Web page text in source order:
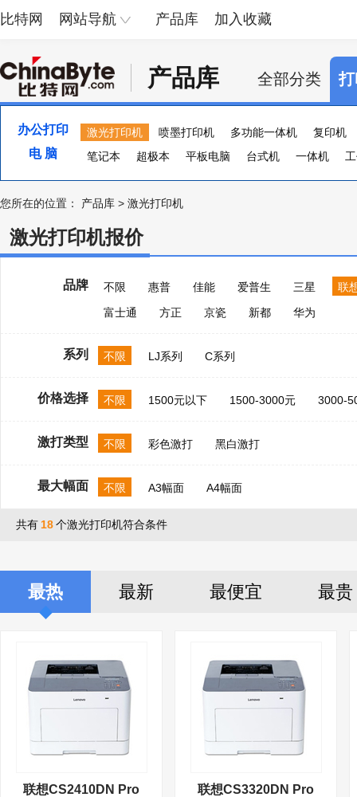
比特网 网站导航 产品库 加入收藏
产品库 全部分类
办公打印 激光打印机 喷墨打印机 多功能一体机
复印机
便携照片打印机
页宽打印机 证卡打印机 大幅
电 脑 笔记本 超极本 平板电脑 台式机 一体机
您所在的位置： 产品库 > 激光打印机
激光打印机报价
品牌 不限 惠普 佳能 爱普生 三星
联
富士通
方正 京瓷 新都 华为
系列 不限 LJ系列 C系列
价格选择 不限 1500元以下 1500-3000元 3000-
激打类型 不限 彩色激打 黑白激打
最大幅面 不限 A3幅面 A4幅面
共有 18个激光打印机符合条件
最热 最新 最便宜 最贵
联想CS2410DN Pro 联想CS3320DN Pro